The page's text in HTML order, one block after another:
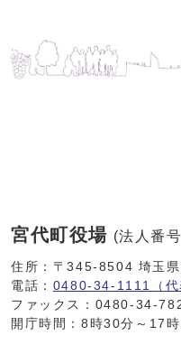
宮代町役場 (法人番
住所：〒345-8504 埼玉
電話： 0480-34-1111（代
ファックス：0480-34-
開庁時間：8時30分～17